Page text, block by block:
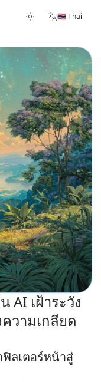
🇹🇭 Thai
AI เฝ้าระวัง
วามเกลียด
ลเตอร์หน้าสู่